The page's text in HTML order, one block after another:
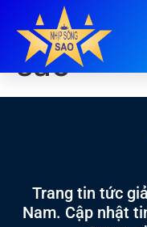
Tag:
sao
Trang tin tức
Nam. Cập nhật